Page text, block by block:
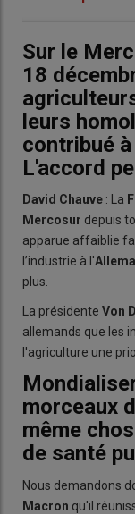
Sur le
18
leurs
contribué
L'accord
David Chauve : La
Mercosur depuis
apparue affaiblie
l’industrie à l'
plus.
La présidente Von
allemands que les
l'agriculture une
morceaux
même
de santé
Nous demandons
Macron qu'il